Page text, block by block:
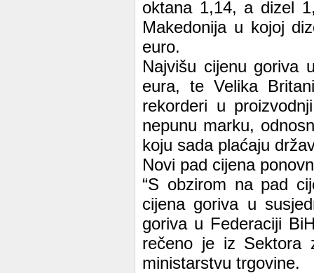
oktana 1,14, a dizel
Makedonija u kojoj
euro.
Najvišu cijenu goriva
eura, te Velika
rekorderi u
nepunu marku,
koju sada plaćaju
Novi pad cijena
“S obzirom na pad
cijena goriva u
goriva u Federaciji
rečeno je iz Sektora
ministarstvu trgovine.